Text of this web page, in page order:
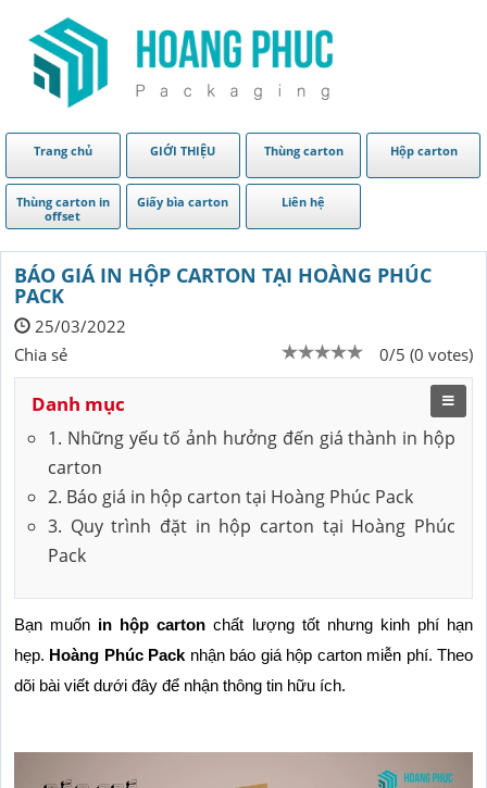
Trang chủ GIỚI THIỆU Thùng carton Hộp carton
Thùng carton in
offset
Giấy bìa carton Liên hệ
BÁO GIÁ IN HỘP CARTON TẠI HOÀNG PHÚC
PACK
25/03/2022
0/5 (0 votes)
Chia sẻ
Danh mục
1. Những yếu tố ảnh hưởng đến giá thành in hộp
carton
2. Báo giá in hộp carton tại Hoàng Phúc Pack
3. Quy trình đặt in hộp carton tại Hoàng Phúc
Pack
Bạn muốn in hộp carton chất lượng tốt nhưng kinh phí hạn
hẹp. Hoàng Phúc Pack nhận báo giá hộp carton miễn phí. Theo
dõi bài viết dưới đây để nhận thông tin hữu ích.